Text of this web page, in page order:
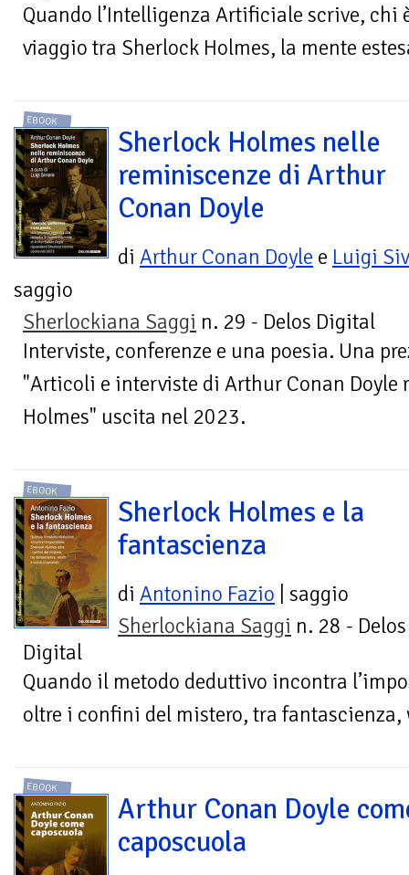
Quando l’Intelligenza Artificiale scrive, chi
viaggio tra Sherlock Holmes, la mente
EBOOK
Sherlock Holmes nelle
reminiscenze di Arthur
Conan Doyle
di Arthur Conan Doyle e Luigi
saggio
Sherlockiana Saggi n. 29 - Delos Digital
Interviste, conferenze e una poesia. Una
"Articoli e interviste di Arthur Conan
Holmes" uscita nel 2023.
EBOOK
Sherlock Holmes e la
fantascienza
di Antonino Fazio | saggio
Sherlockiana Saggi n. 28 - Delos
Digital
Quando il metodo deduttivo incontra
oltre i confini del mistero, tra
EBOOK
Arthur Conan Doyle
caposcuola